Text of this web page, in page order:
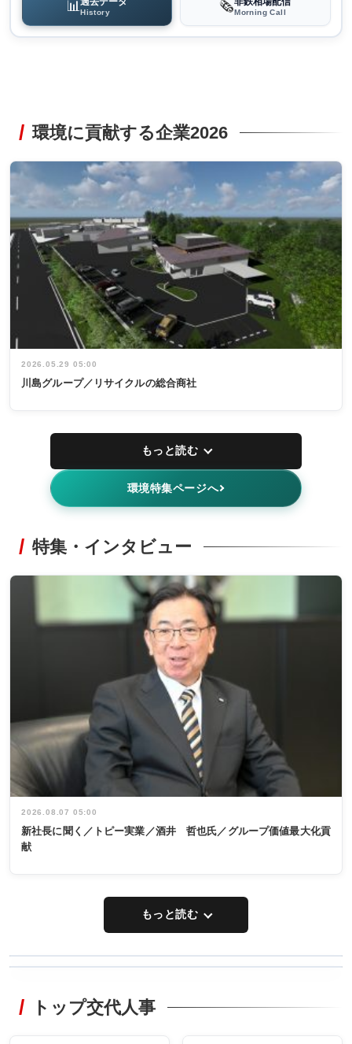
📊History 🗞️Morning Call
環境に貢献する企業2026
2026.05.29 05:00
川島グループ／リサイクルの総合商社
もっと読む
環境特集ページへ
特集・インタビュー
2026.08.07 05:00
新社長に聞く／トピー実業／酒井 哲也氏／グループ価値最大化貢
献
もっと読む
非鉄業界で
タックトレー
トップ交代人事